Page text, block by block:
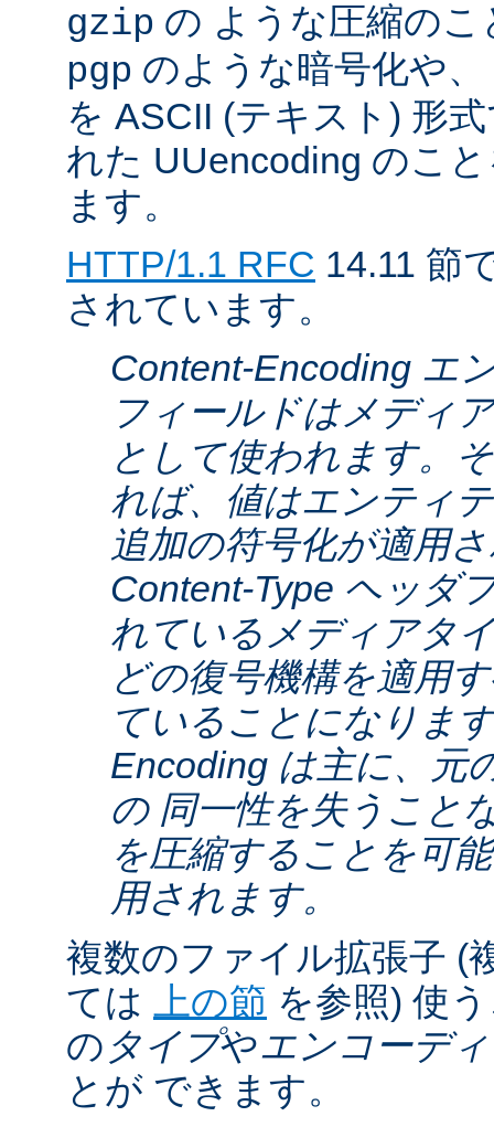
gzip の ような圧縮の
pgp のような暗号化や
を ASCII (テキスト) 形
れた UUencoding のこ
ます。
HTTP/1.1 RFC 14.11 節
されています。
Content-Encoding エ
フィールドはメディ
として使われます。
れば、値はエンティ
追加の符号化が適用
Content-Type ヘッダ
れているメディアタ
どの復号機構を適用
ていることになりま
Encoding は主に、元
の 同一性を失うこと
を圧縮することを可
用されます。
複数のファイル拡張子 (
ては
上の節 を参照) 使
の タイプやエンコーデ
とが できます。